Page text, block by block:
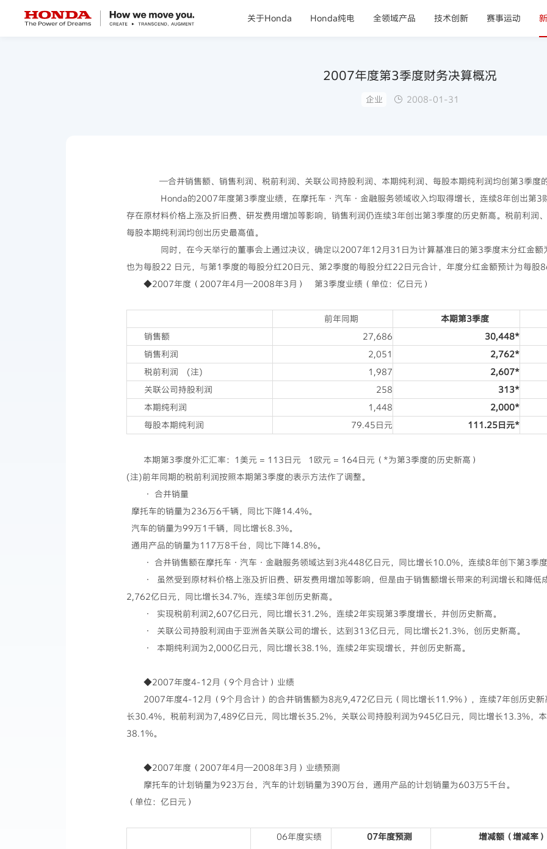
关于Honda Honda纯电 全领域产品 技术创新 赛事运动
2007年度第3季度财务决算概况
企业 2008-01-31
—合并销售额、销售利润、税前利润、关联公司持股利润、本期纯利润、每股本期纯利润均创第3季度
Honda的2007年度第3季度业绩，在摩托车·汽车·金融服务领域收入均取得增长，连续8年创出第3
存在原材料价格上涨及折旧费、研发费用增加等影响，销售利润仍连续3年创出第3季度的历史新高。税前利润
每股本期纯利润均创出历史最高值。
同时，在今天举行的董事会上通过决议，确定以2007年12月31日为计算基准日的第3季度末分红金额
也为每股22 日元，与第1季度的每股分红20日元、第2季度的每股分红22日元合计，年度分红金额预计为每股
◆2007年度（2007年4月—2008年3月） 第3季度业绩（单位：亿日元）
前年同期 本期第3季度
销售额
27,686 30,448*
销售利润
2,051 2,762*
税前利润 (注)
1,987 2,607*
关联公司持股利润
258 313*
本期纯利润
1,448 2,000*
每股本期纯利润
79.45日元 111.25日元*
本期第3季度外汇汇率：1美元 = 113日元 1欧元 = 164日元（*为第3季度的历史新高）
(注)前年同期的税前利润按照本期第3季度的表示方法作了调整。
· 合并销量
摩托车的销量为236万6千辆，同比下降14.4%。
汽车的销量为99万1千辆，同比增长8.3%。
通用产品的销量为117万8千台，同比下降14.8%。
· 合并销售额在摩托车·汽车·金融服务领域达到3兆448亿日元，同比增长10.0%，连续8年创下第3季度
· 虽然受到原材料价格上涨及折旧费、研发费用增加等影响，但是由于销售额增长带来的利润增长和降低
2,762亿日元，同比增长34.7%，连续3年创历史新高。
· 实现税前利润2,607亿日元，同比增长31.2%，连续2年实现第3季度增长，并创历史新高。
· 关联公司持股利润由于亚洲各关联公司的增长，达到313亿日元，同比增长21.3%，创历史新高。
· 本期纯利润为2,000亿日元，同比增长38.1%，连续2年实现增长，并创历史新高。
◆2007年度4-12月（9个月合计）业绩
2007年度4-12月（9个月合计）的合并销售额为8兆9,472亿日元（同比增长11.9%），连续7年创历史
长30.4%，税前利润为7,489亿日元，同比增长35.2%，关联公司持股利润为945亿日元，同比增长13.3%，
38.1%。
◆2007年度（2007年4月—2008年3月）业绩预测
摩托车的计划销量为923万台，汽车的计划销量为390万台，通用产品的计划销量为603万5千台。
（单位：亿日元）
06年度实绩 07年度预测 增减额（增减率）